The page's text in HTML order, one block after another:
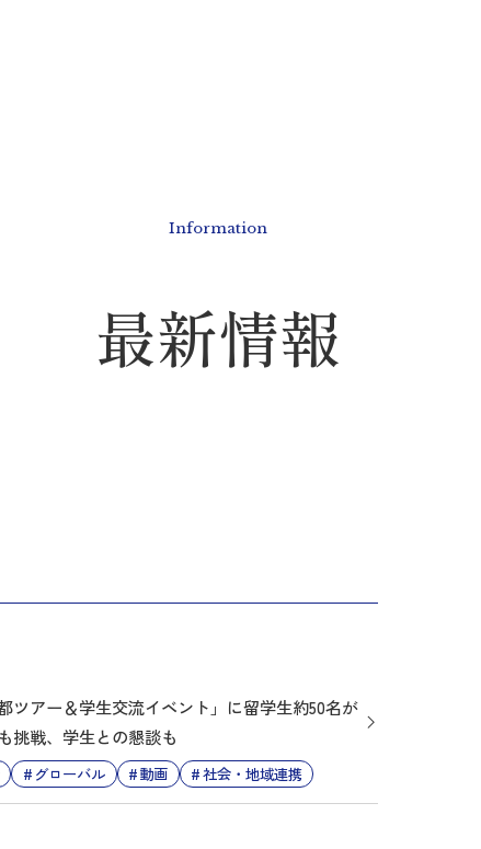
Information
最新情報
ツアー＆学生交流イベント」に留学生約50名が
挑戦、学生との懇談も
グローバル 動画 社会・地域連携